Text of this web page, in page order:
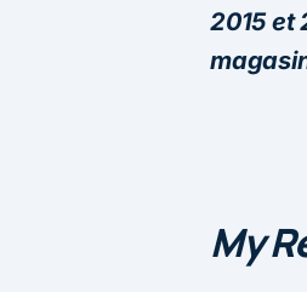
2015 et
My